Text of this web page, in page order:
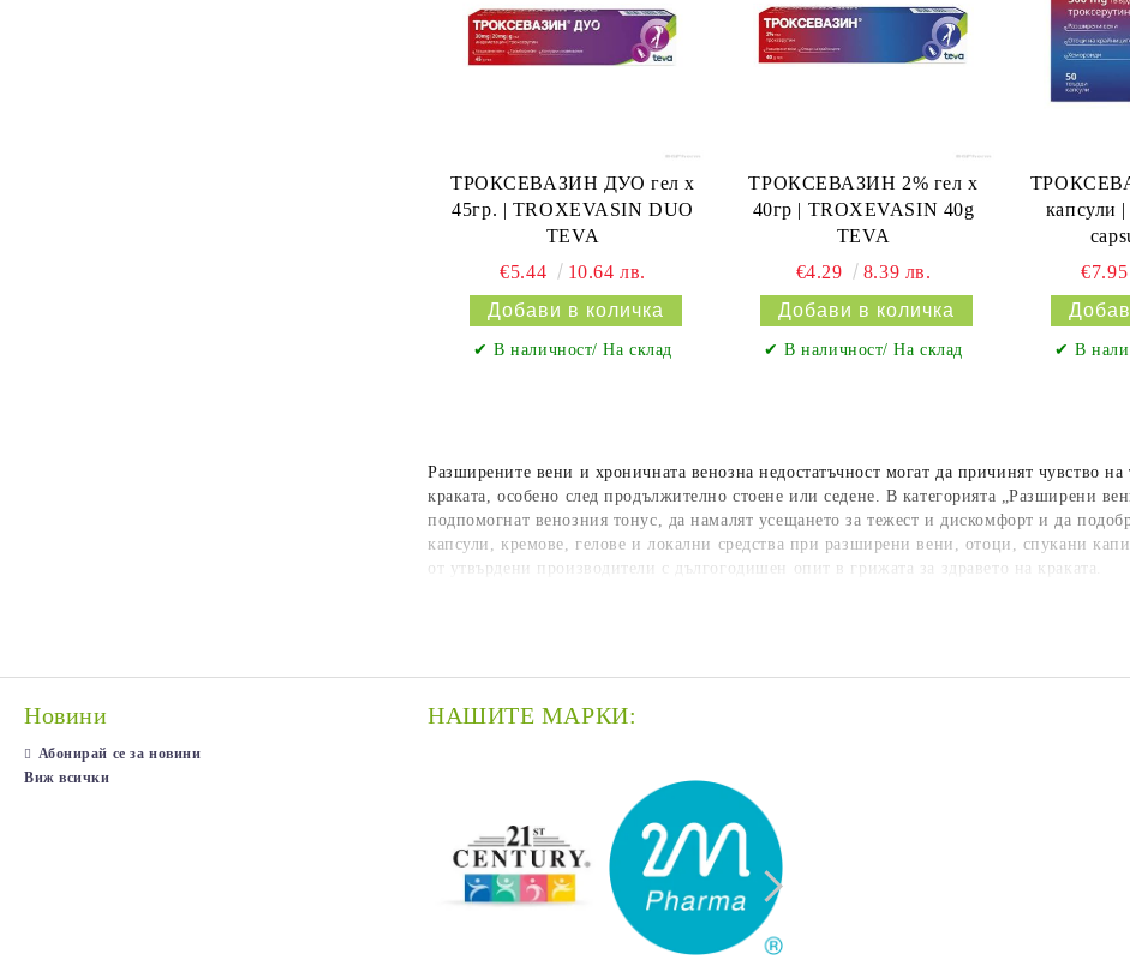
ТРОКСЕВАЗИН ДУО гел х
45гр. | TROXEVASIN DUO
TEVA
€5.44
10.64 лв.
✔ В наличност/ На склад
ТРОКСЕВАЗИН 2% гел х
40гр | TROXEVASIN 40g
TEVA
€4.29
8.39 лв.
✔ В наличност/ На склад
капсули
€7.95
✔ В
Разширените вени и хроничната венозна недостатъчност могат да причинят чувство
краката, особено след продължително стоене или седене. В категорията „Разширени
подпомогнат венозния тонус, да намалят усещането за тежест и дискомфорт и да
капсули, кремове, гелове и локални средства при разширени вени, отоци, спукани
от утвърдени производители с дългогодишен опит в грижата за здравето на краката.
Новини
Абонирай се за новини
Виж всички
НАШИТЕ МАРКИ: